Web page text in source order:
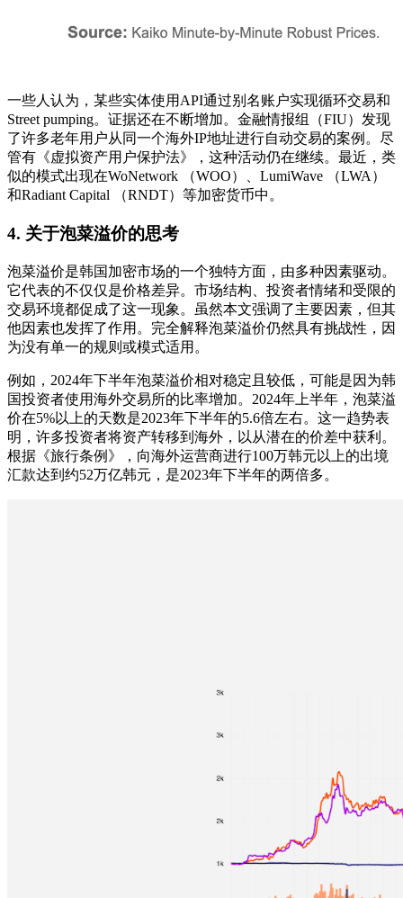
一些人认为，某些实体使用API通过别名账户实现循环交易和
Street pumping。证据还在不断增加。金融情报组（FIU）发现
了许多老年用户从同一个海外IP地址进行自动交易的案例。尽
管有《虚拟资产用户保护法》，这种活动仍在继续。最近，类
似的模式出现在WoNetwork （WOO）、LumiWave （LWA）
和Radiant Capital （RNDT）等加密货币中。
4. 关于泡菜溢价的思考
泡菜溢价是韩国加密市场的一个独特方面，由多种因素驱动。
它代表的不仅仅是价格差异。市场结构、投资者情绪和受限的
交易环境都促成了这一现象。虽然本文强调了主要因素，但其
他因素也发挥了作用。完全解释泡菜溢价仍然具有挑战性，因
为没有单一的规则或模式适用。
例如，2024年下半年泡菜溢价相对稳定且较低，可能是因为韩
国投资者使用海外交易所的比率增加。2024年上半年，泡菜溢
价在5%以上的天数是2023年下半年的5.6倍左右。这一趋势表
明，许多投资者将资产转移到海外，以从潜在的价差中获利。
根据《旅行条例》，向海外运营商进行100万韩元以上的出境
汇款达到约52万亿韩元，是2023年下半年的两倍多。